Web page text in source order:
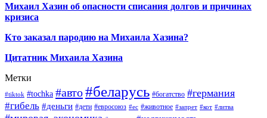
Михаил Хазин об опасности списания долгов и причинах
кризиса
Кто заказал пародию на Михаила Хазина?
Цитатник Михаила Хазина
Метки
#tiktok #tochka #авто#беларусь #богатство #германия
#гибель #деньги #дети #евросоюз #ес #животное #запрет #кот #литва